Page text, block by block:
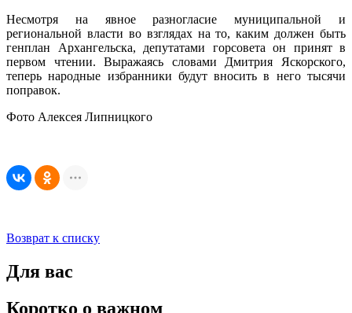
Несмотря на явное разногласие муниципальной и
региональной власти во взглядах на то, каким должен быть
генплан Архангельска, депутатами горсовета он принят в
первом чтении. Выражаясь словами Дмитрия Яскорского,
теперь народные избранники будут вносить в него тысячи
поправок.
Фото Алексея Липницкого
Возврат к списку
Для вас
Коротко о важном